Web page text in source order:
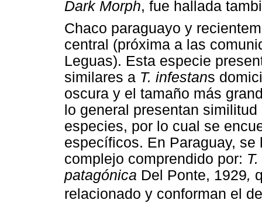
Dark Morph, fue hallada
Chaco paraguayo y
central (próxima a las
Leguas). Esta especie
similares a T. infestans
oscura y el tamaño más
lo general presentan
especies, por lo cual se
específicos. En Paraguay,
complejo comprendido por:
patagónica Del Ponte, 1929,
relacionado y conforman el